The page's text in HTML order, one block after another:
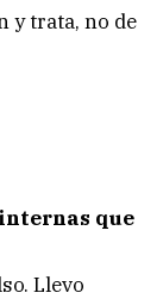
y trata, no de
que
Llevo